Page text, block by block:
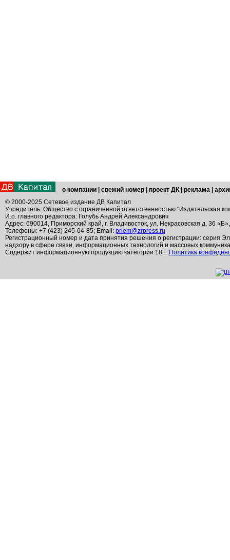
о компании свежий номер проект ДК реклама
© 2000-2025 Сетевое издание ДВ Капитал
Учредитель: Общество с ограниченной ответственностью "Издательская
И.о. главного редактора: Голубь Андрей Александрович
Адрес: 690014, Приморский край, г. Владивосток, ул. Некрасовская д. 36
Телефоны: +7 (423) 245-04-85; Email: priem@zrpress.ru
Регистрационный номер и дата принятия решения о регистрации: серия
надзору в сфере связи, информационных технологий и массовых
Содержит информационную продукцию категории 18+. Политика